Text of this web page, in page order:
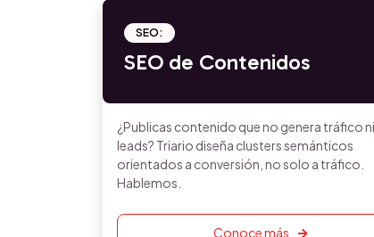
SEO:
SEO de Contenidos
¿Publicas contenido que no genera tráfico ni
leads? Triario diseña clusters semánticos
orientados a conversión, no solo a tráfico.
Hablemos.
Conoce más